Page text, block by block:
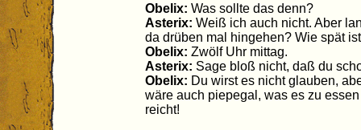
Obelix: Was sollte das denn?
Asterix: Weiß ich auch nicht. Aber
da drüben mal hingehen? Wie spät
Obelix: Zwölf Uhr mittag.
Asterix: Sage bloß nicht, daß du
Obelix: Du wirst es nicht glauben,
wäre auch piepegal, was es zu
reicht!